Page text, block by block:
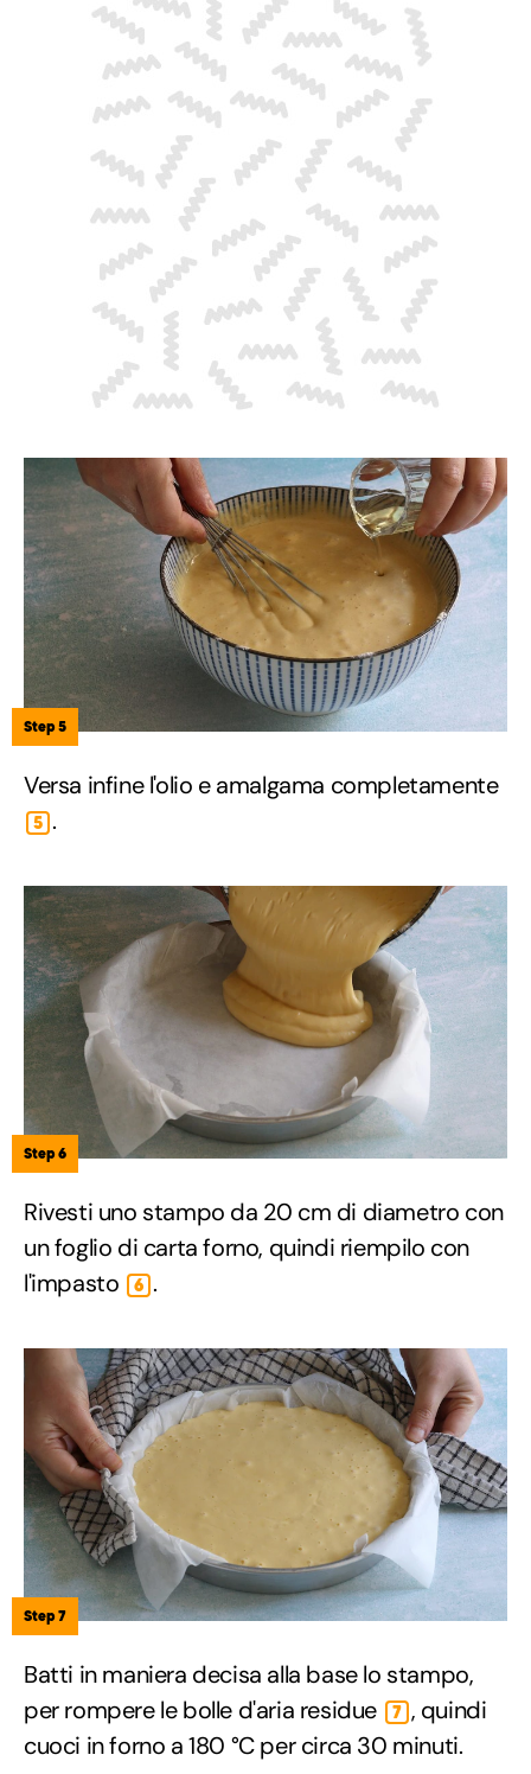
Step 5
Versa infine l'olio e amalgama completamente
5 .
Step 6
Rivesti uno stampo da 20 cm di diametro con
un foglio di carta forno, quindi riempilo con
l'impasto
6 .
Step 7
Batti in maniera decisa alla base lo stampo,
per rompere le bolle d'aria residue
7 , quindi
cuoci in forno a 180 °C per circa 30 minuti.